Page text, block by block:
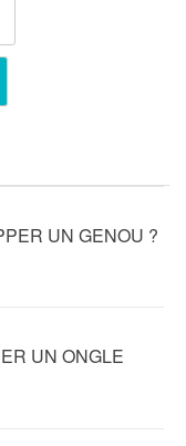
UN GENOU ?
UN ONGLE